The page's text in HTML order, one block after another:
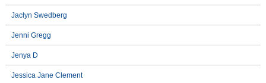
Jaclyn Swedberg
Jenni Gregg
Jenya D
Jessica Jane Clement